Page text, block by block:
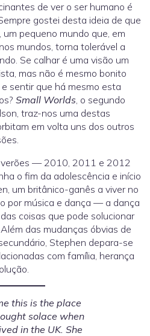
de ver o ser humano é
gostei desta ideia de que
pequeno mundo que, em
mundos, torna tolerável a
Se calhar é uma visão um
mas não é mesmo bonito
sentir que há mesmo esta
Small Worlds, o segundo
traz-nos uma destas
em volta uns dos outros
verões — 2010, 2011 e 2012
o fim da adolescência e início
um britânico-ganês a viver no
por música e dança — a dança
coisas que pode solucionar
das mudanças óbvias de
Stephen depara-se
com família, herança
this is the place
solace when
in the UK. She